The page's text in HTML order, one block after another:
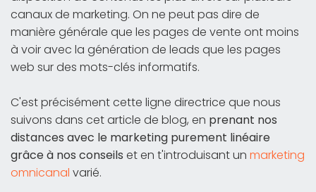
canaux de marketing. On ne peut pas dire de
manière générale que les pages de vente ont moins
à voir avec la génération de leads que les pages
web sur des mots-clés informatifs.
C'est précisément cette ligne directrice que nous
suivons dans cet article de blog, en prenant nos
distances avec le marketing purement linéaire
grâce à nos conseils et en t'introduisant un marketing
omnicanal varié.